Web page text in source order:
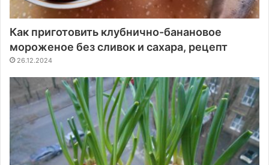
Как приготовить клубнично-банановое
мороженое без сливок и сахара, рецепт
26.12.2024